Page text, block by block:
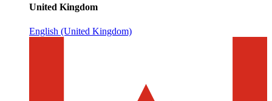
United Kingdom
English (United Kingdom)